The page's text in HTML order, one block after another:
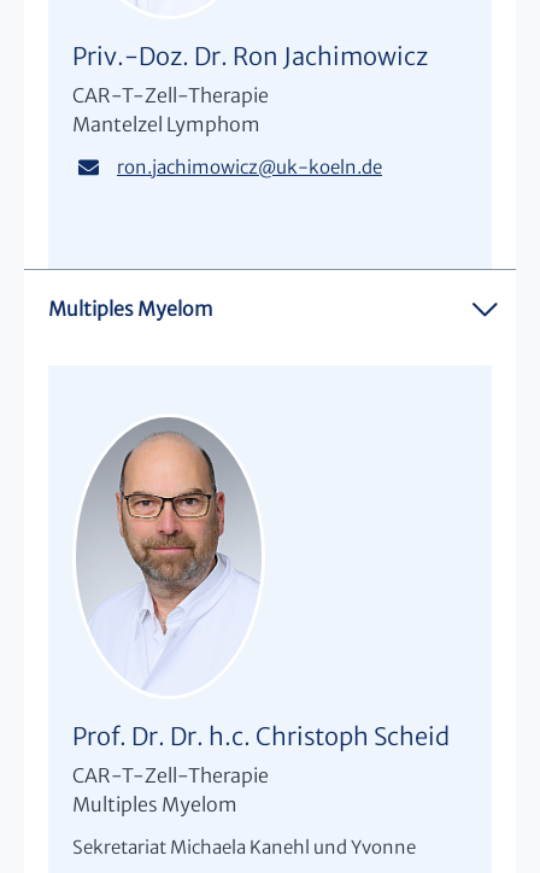
Priv.-Doz. Dr. Ron Jachimowicz
CAR-T-Zell-Therapie
Mantelzel Lymphom
ron.jachimowicz@uk-koeln.de
Multiples Myelom
Prof. Dr. Dr. h.c. Christoph Scheid
CAR-T-Zell-Therapie
Multiples Myelom
Sekretariat Michaela Kanehl und Yvonne